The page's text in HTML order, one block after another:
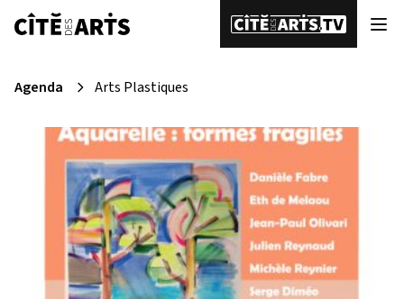
Agenda Arts Plastiques